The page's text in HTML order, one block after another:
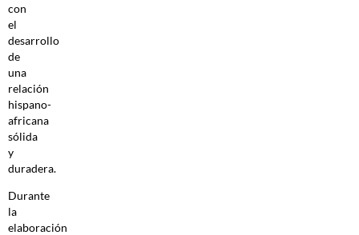
con
el
desarrollo
de
una
relación
hispano-
africana
sólida
y
duradera.
Durante
la
elaboración